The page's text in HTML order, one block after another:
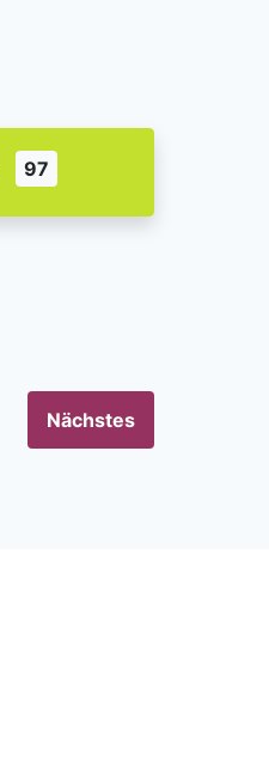
97
Nächstes